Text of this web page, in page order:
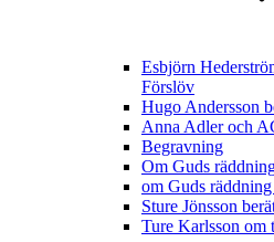
Esbjörn
Förslöv
Hugo Andersson
Anna Adler och
Begravning
Om Guds
om Guds räddning
Sture Jönsson
Ture Karlsson om